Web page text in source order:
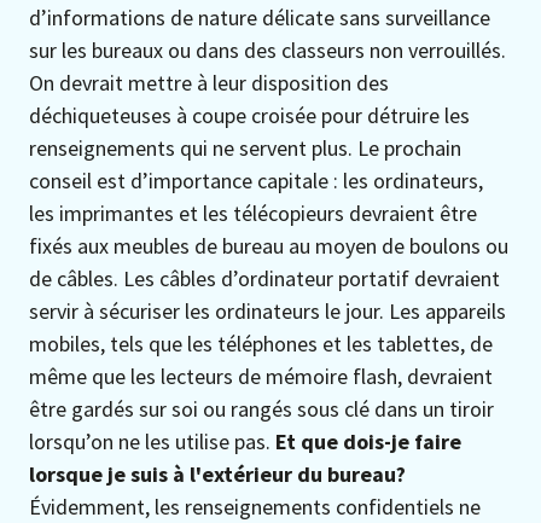
d’informations de nature délicate sans surveillance
sur les bureaux ou dans des classeurs non verrouillés.
On devrait mettre à leur disposition des
déchiqueteuses à coupe croisée pour détruire les
renseignements qui ne servent plus. Le prochain
conseil est d’importance capitale : les ordinateurs,
les imprimantes et les télécopieurs devraient être
fixés aux meubles de bureau au moyen de boulons ou
de câbles. Les câbles d’ordinateur portatif devraient
servir à sécuriser les ordinateurs le jour. Les appareils
mobiles, tels que les téléphones et les tablettes, de
même que les lecteurs de mémoire flash, devraient
être gardés sur soi ou rangés sous clé dans un tiroir
lorsqu’on ne les utilise pas. Et que dois-je faire
lorsque je suis à l'extérieur du bureau?
Évidemment, les renseignements confidentiels ne